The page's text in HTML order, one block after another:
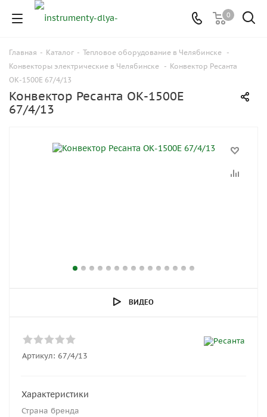
0
Главная - Каталог - Тепловое оборудование в Челябинске -
Конвекторы электрические в Челябинске - Конвектор Ресанта
ОК-1500Е 67/4/13
Конвектор Ресанта ОК-1500Е
67/4/13
ВИДЕО
Артикул: 67/4/13
Характеристики
Страна бренда